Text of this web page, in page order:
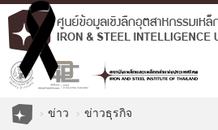
ข่าว ข่าวธุรกิจ